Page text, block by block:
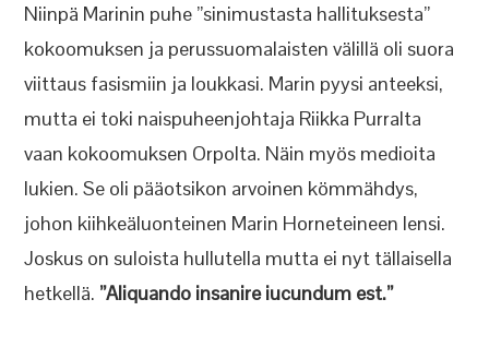
Niinpä Marinin puhe ”sinimustasta hallituksesta”
kokoomuksen ja perussuomalaisten välillä oli suora
viittaus fasismiin ja loukkasi. Marin pyysi anteeksi,
mutta ei toki naispuheenjohtaja Riikka Purralta
vaan kokoomuksen Orpolta. Näin myös medioita
lukien. Se oli pääotsikon arvoinen kömmähdys,
johon kiihkeäluonteinen Marin Horneteineen lensi.
Joskus on suloista hullutella mutta ei nyt tällaisella
hetkellä. ”Aliquando insanire iucundum est.”